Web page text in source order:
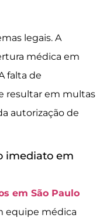
legais. A
médica em
falta de
resultar em multas
autorização de
imediato em
em São Paulo
equipe médica